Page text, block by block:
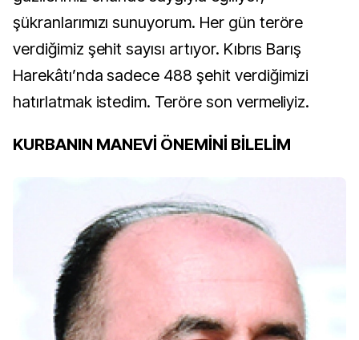
şükranlarımızı sunuyorum. Her gün teröre
verdiğimiz şehit sayısı artıyor. Kıbrıs Barış
Harekâtı’nda sadece 488 şehit verdiğimizi
hatırlatmak istedim. Teröre son vermeliyiz.
KURBANIN MANEVİ ÖNEMİNİ BİLELİM